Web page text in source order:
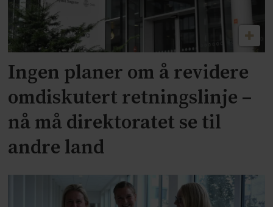
Ingen planer om å revidere
omdiskutert retningslinje –
nå må direktoratet se til
andre land